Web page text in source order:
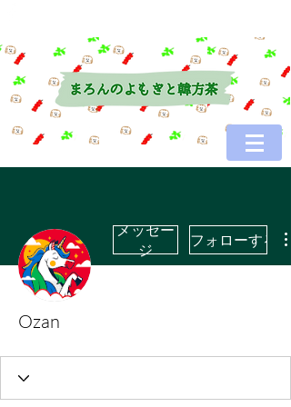
メッセー
ジ
フォローする
Ozan